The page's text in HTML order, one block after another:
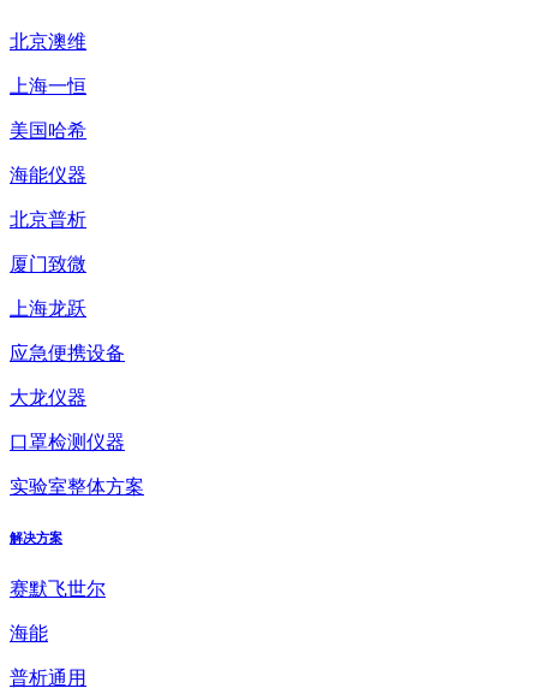
北京澳维
上海一恒
美国哈希
海能仪器
北京普析
厦门致微
上海龙跃
应急便携设备
大龙仪器
口罩检测仪器
实验室整体方案
解决方案
赛默飞世尔
海能
普析通用